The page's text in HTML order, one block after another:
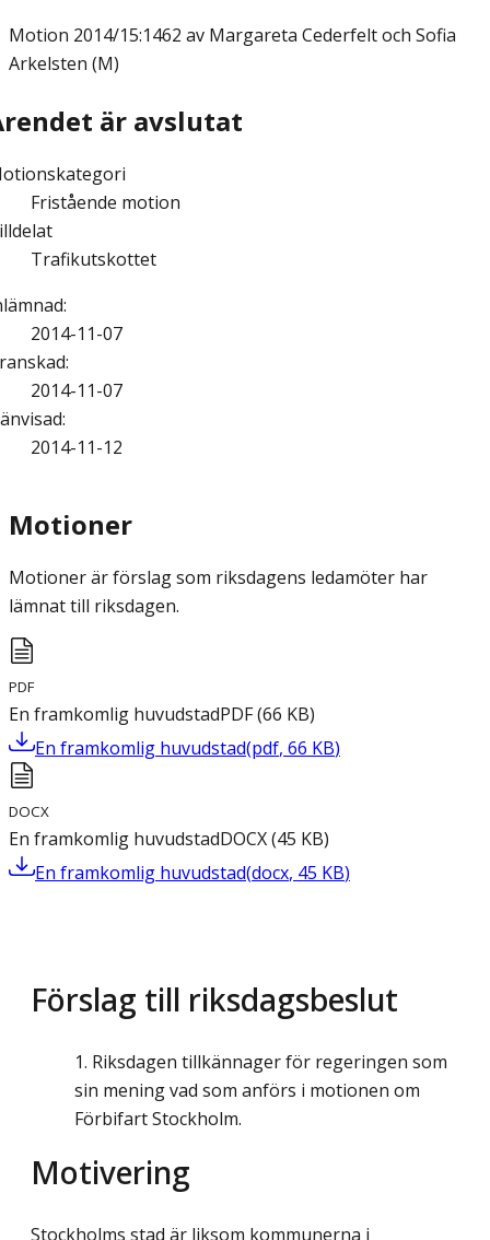
Motion 2014/15:1462 av Margareta Cederfelt och Sofia
Arkelsten (M)
är avslutat
Fristående motion
Trafikutskottet
:
2014-11-07
:
2014-11-07
:
2014-11-12
Motioner
Motioner är förslag som riksdagens ledamöter har
lämnat till riksdagen.
PDF
En framkomlig huvudstadPDF(66 KB)
En framkomlig huvudstad(pdf, 66 KB)
DOCX
En framkomlig huvudstadDOCX(45 KB)
En framkomlig huvudstad(docx, 45 KB)
Förslag till riksdagsbeslut
Riksdagen tillkännager för regeringen som
sin mening vad som anförs i motionen om
Förbifart Stockholm.
Motivering
Stockholms stad är liksom kommunerna i